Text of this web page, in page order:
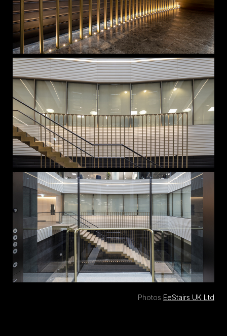
Photos EeStairs UK Ltd